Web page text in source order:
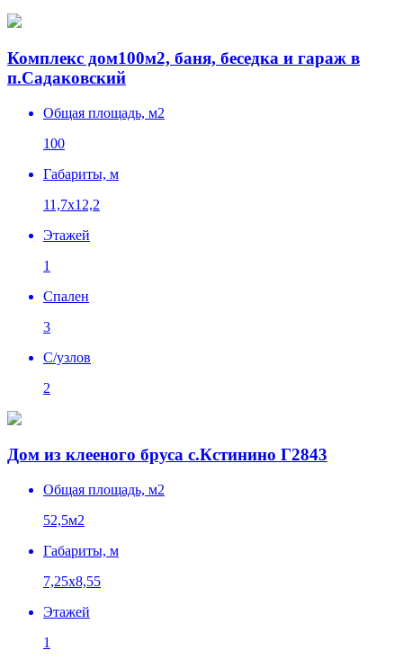
Комплекс дом100м2, баня, беседка и гараж в
п.Садаковский
Общая площадь, м2
100
Габариты, м
11,7х12,2
Этажей
1
Спален
3
C/узлов
2
Дом из клееного бруса с.Кстинино Г2843
Общая площадь, м2
52,5м2
Габариты, м
7,25х8,55
Этажей
1